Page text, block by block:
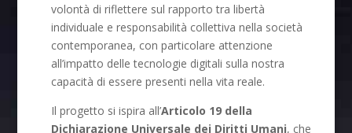
volontà di riflettere sul rapporto tra libertà
individuale e responsabilità collettiva nella società
contemporanea, con particolare attenzione
all’impatto delle tecnologie digitali sulla nostra
capacità di essere presenti nella vita reale.
Il progetto si ispira all’Articolo 19 della
Dichiarazione Universale dei Diritti Umani, che